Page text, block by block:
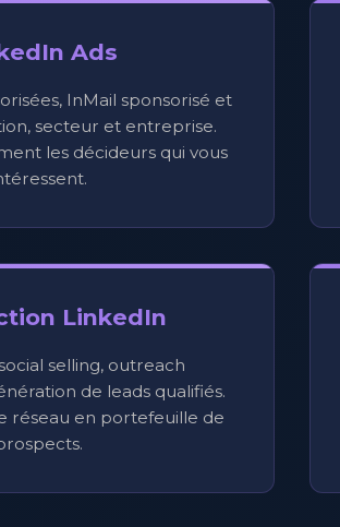
Ads
InMail sponsorisé et
secteur et entreprise.
les décideurs qui vous
LinkedIn
selling, outreach
de leads qualifiés.
réseau en portefeuille de